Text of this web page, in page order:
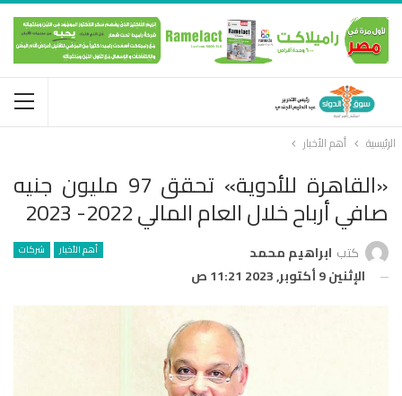
الرئيسية أهم الأخبار
«القاهرة للأدوية» تحقق 97 مليون جنيه
صافي أرباح خلال العام المالي 2022- 2023
أهم الأخبار شركات كتب ابراهيم محمد
الإثنين 9 أكتوبر, 2023 11:21 ص